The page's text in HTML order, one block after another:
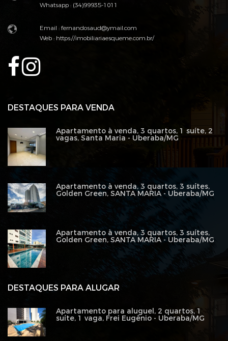
Whatsapp : (34)99935-1011
Email : fernandosaud@ymail.com
Web :https://imobiliariaesqueme.com.br/
DESTAQUES PARA ALUGAR
Apartamento para aluguel, 2 quartos, 1
suíte, 1 vaga, Frei Eugênio - Uberaba/MG
DESTAQUES PARA VENDA
Apartamento à venda, 3 quartos, 1 suíte, 2
vagas, Santa Maria - Uberaba/MG
Apartamento à venda, 3 quartos, 3 suítes,
Golden Green, SANTA MARIA - Uberaba/MG
Apartamento à venda, 3 quartos, 3 suítes,
Golden Green, SANTA MARIA - Uberaba/MG